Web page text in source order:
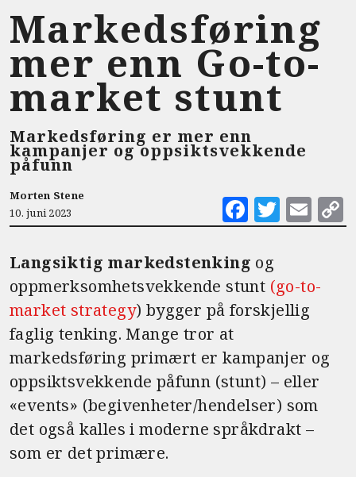
Markedsføring
mer enn Go-to-
market stunt
Markedsføring er mer enn
kampanjer og oppsiktsvekkende
påfunn
Morten Stene
10. juni 2023
F
a
c
e
b
o
k
T
w
te
r
E
m
Langsiktig markedstenking og
oppmerksomhetsvekkende stunt (go-to-
market strategy) bygger på forskjellig
faglig tenking. Mange tror at
markedsføring primært er kampanjer og
oppsiktsvekkende påfunn (stunt) – eller
«events» (begivenheter/hendelser) som
det også kalles i moderne språkdrakt –
som er det primære.